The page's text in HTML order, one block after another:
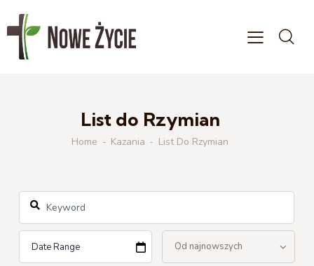
List do Rzymian
Home Kazania List Do Rzymian